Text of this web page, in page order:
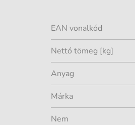
EAN vonalkód
Nettó tömeg [kg]
Anyag
Márka
Nem